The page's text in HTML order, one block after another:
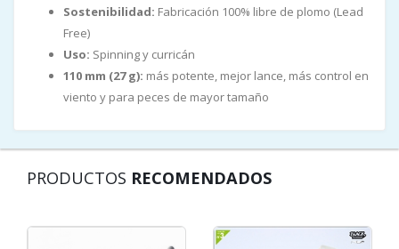
Sostenibilidad: Fabricación 100% libre de plomo (Lead
Free)
Uso: Spinning y curricán
110 mm (27 g): más potente, mejor lance, más control en
viento y para peces de mayor tamaño
PRODUCTOS RECOMENDADOS